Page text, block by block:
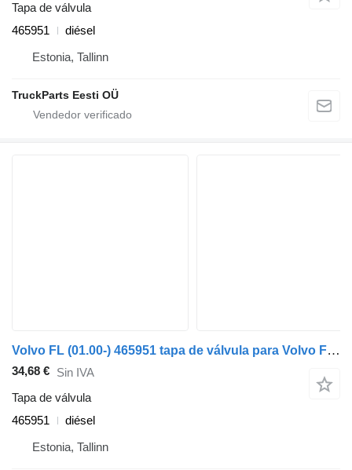
Tapa de válvula
465951
diésel
Estonia, Tallinn
TruckParts Eesti OÜ
Volvo FL (01.00-) 465951 tapa de válvula para Volvo FL, FL6, FL7, FL10, FL12, FS718 (1985-2005) cabeza tractora
34,68 € Sin IVA
Tapa de válvula
465951
diésel
Estonia, Tallinn